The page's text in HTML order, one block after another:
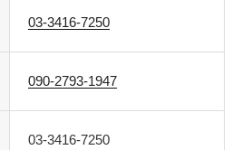
03-3416-7250
090-2793-1947
03-3416-7250